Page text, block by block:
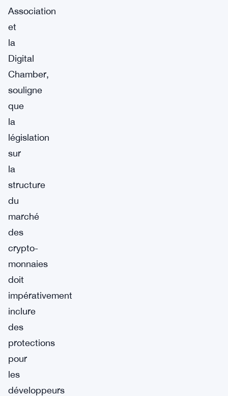
Association
et
la
Digital
Chamber,
souligne
que
la
législation
sur
la
structure
du
marché
des
crypto-
monnaies
doit
impérativement
inclure
des
protections
pour
les
développeurs